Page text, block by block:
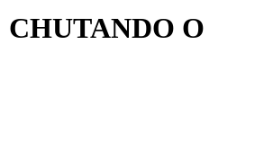
CHUTANDO O